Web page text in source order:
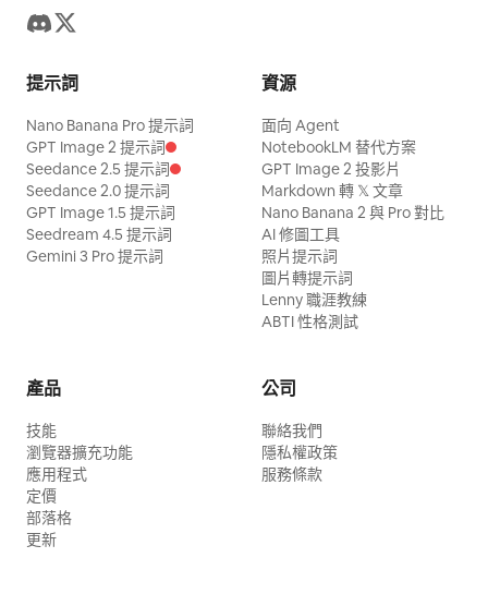
提示詞
Nano Banana Pro 提示詞
GPT Image 2 提示詞
Seedance 2.5 提示詞
Seedance 2.0 提示詞
GPT Image 1.5 提示詞
Seedream 4.5 提示詞
Gemini 3 Pro 提示詞
資源
面向 Agent
NotebookLM 替代方案
GPT Image 2 投影片
Markdown 轉 𝕏 文章
Nano Banana 2 與 Pro 對比
AI 修圖工具
照片提示詞
圖片轉提示詞
Lenny 職涯教練
ABTI 性格測試
產品
技能
瀏覽器擴充功能
應用程式
定價
部落格
更新
公司
聯絡我們
隱私權政策
服務條款